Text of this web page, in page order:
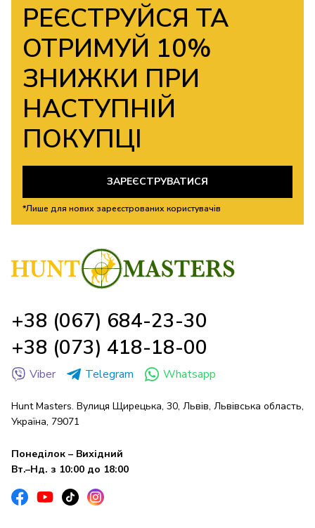
РЕЄСТРУЙСЯ ТА
ОТРИМУЙ 10%
ЗНИЖКИ ПРИ
НАСТУПНІЙ
ПОКУПЦІ
ЗАРЕЄСТРУВАТИСЯ
*Лише для нових зареєстрованих користувачів
+38 (067) 684-23-30
+38 (073) 418-18-00
Viber Telegram Whatsapp
Hunt Masters. Вулиця Щирецька, 30, Львів, Львівська область,
Україна, 79071
Понеділок – Вихідний
Вт.–Нд. з 10:00 до 18:00